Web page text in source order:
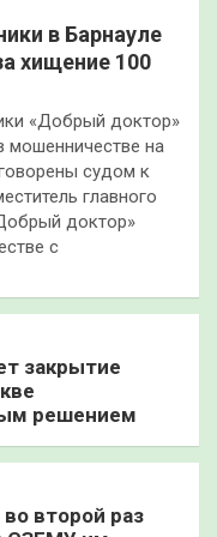
в Барнауле
хищение 100
«Добрый доктор»
мошенничестве на
судом к
главного
доктор»
с
закрытие
решением
второй раз